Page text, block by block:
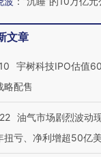
文章
宇树科技IPO估值
略配售
油气市场剧烈波动
扭亏、净利增超50亿